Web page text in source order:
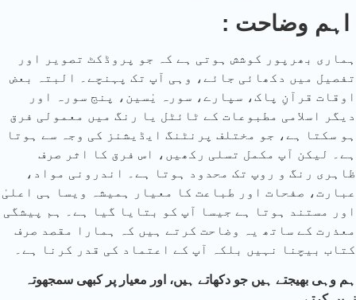
: اہم وضاحت
ہماری بھرپور کوشش ہوتی ہے کہ جو پروڈکٹ تصویر اور
تفصیل میں دکھائی جائے، وہی آپ تک پہنچے۔ البتہ بعض
اوقات قرآنِ پاک، سپارے، سورہ یٰسین، پنج سورہ اور
دیگر اسلامی مطبوعات کے ٹائٹل یا رنگ میں معمولی فرق
ہو سکتا ہے، جو مختلف پرنٹنگ ایڈیشنز کی وجہ سے ہوتا
ہے۔ لیکن آپ مکمل تسلی رکھیں، اس فرق کا اثر صرف
ظاہری رنگ و روپ تک محدود ہوتا ہے۔ اندرونی مواد،
عبارت، صفحات اور طباعت کا معیار ہمیشہ ویسا ہی اعلیٰ
اور مستند ہوتا ہے جیسا آپ کو بتایا گیا ہے۔ ہم پیشگی
معذرت کے ساتھ یہ وضاحت کرتے ہیں کہ ہمارا مقصد صرف
کتاب بیچنا نہیں بلکہ آپ کے اعتماد کی قدر کرنا ہے۔
ہم وہی بھیجتے ہیں جو دکھاتے ہیں، اور معیار پر کبھی سمجھوتہ